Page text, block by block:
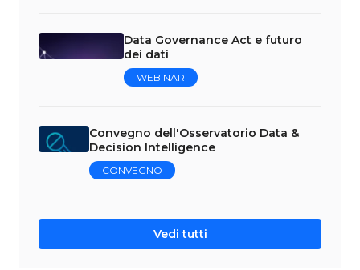
Data Governance Act e futuro
dei dati
WEBINAR
Convegno dell'Osservatorio Data &
Decision Intelligence
CONVEGNO
Vedi tutti